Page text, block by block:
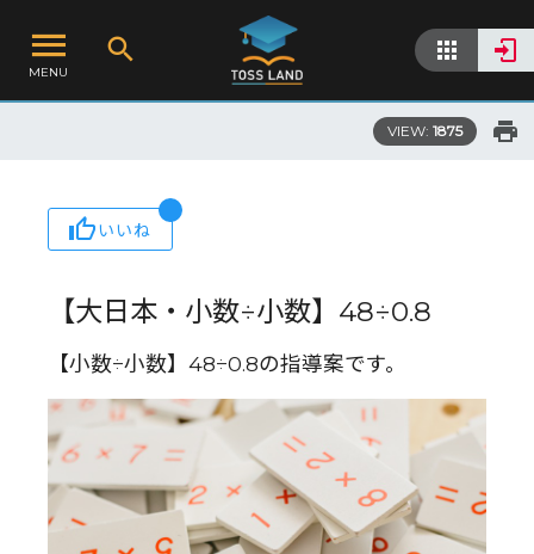
MENU
VIEW: 1875
いいね
【大日本・小数÷小数】48÷0.8
【小数÷小数】48÷0.8の指導案です。